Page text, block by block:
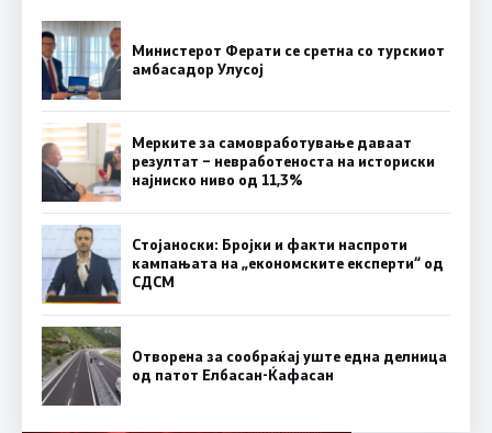
Министерот Ферати се сретна со турскиот
амбасадор Улусој
Мерките за самовработување даваат
резултат – невработеноста на историски
најниско ниво од 11,3%
Стојаноски: Бројки и факти наспроти
кампањата на „економските експерти“ од
СДСM
Отворена за сообраќај уште една делница
од патот Елбасан-Ќафасан